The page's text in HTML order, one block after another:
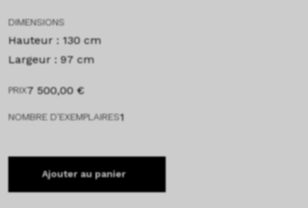
DIMENSIONS
Hauteur : 130 cm
Largeur : 97 cm
PRIX7 500,00 €
NOMBRE D'EXEMPLAIRES1
Ajouter au panier